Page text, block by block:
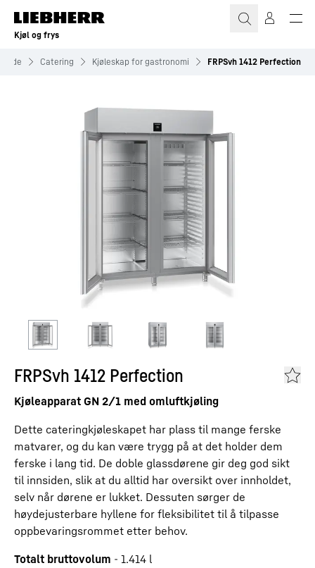
Kjøl og frys
Catering Kjøleskap for gastronomi FRPSvh 1412 Perfection
FRPSvh 1412 Perfection
Kjøleapparat GN 2/1 med omluftkjøling
Dette cateringkjøleskapet har plass til mange ferske
matvarer, og du kan være trygg på at det holder dem
ferske i lang tid. De doble glassdørene gir deg god sikt
til innsiden, slik at du alltid har oversikt over innholdet,
selv når dørene er lukket. Dessuten sørger de
høydejusterbare hyllene for fleksibilitet til å tilpasse
oppbevaringsrommet etter behov.
Totalt bruttovolum - 1.414 l